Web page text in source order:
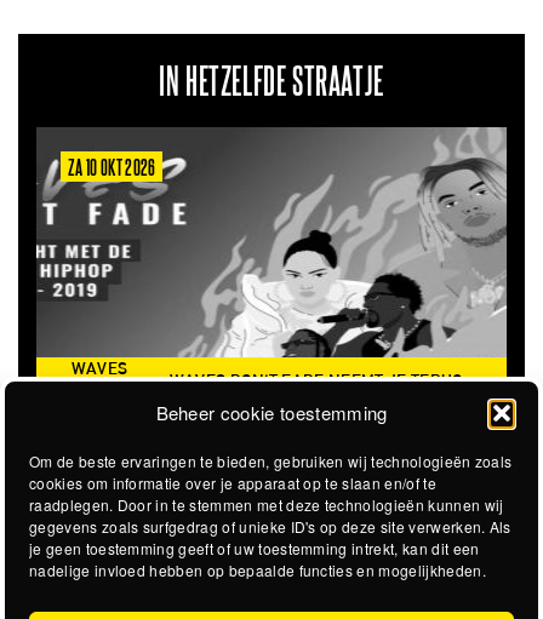
Beheer cookie toestemming
Om de beste ervaringen te bieden, gebruiken wij technologieën zoals
cookies om informatie over je apparaat op te slaan en/of te
raadplegen. Door in te stemmen met deze technologieën kunnen wij
gegevens zoals surfgedrag of unieke ID's op deze site verwerken. Als
je geen toestemming geeft of uw toestemming intrekt, kan dit een
nadelige invloed hebben op bepaalde functies en mogelijkheden.
IN HETZELFDE STRAATJE
ZA 10 OKT 2026
WAVES
WAVES DON'T FADE NEEMT JE TERUG
NAAR DE ICONISCHE ZOMER VAN 2016